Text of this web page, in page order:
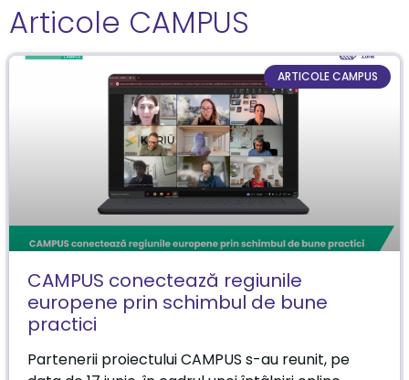
Articole CAMPUS
ARTICOLE CAMPUS
CAMPUS conectează regiunile
europene prin schimbul de bune
practici
Partenerii proiectului CAMPUS s-au reunit, pe